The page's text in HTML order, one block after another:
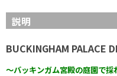
説明
BUCKINGHAM PALACE
～バッキンガム宮殿の庭園で